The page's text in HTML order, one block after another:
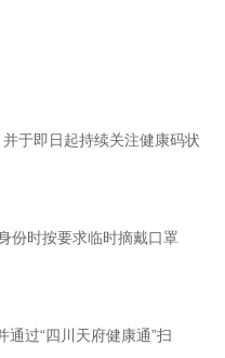
于即日起持续关注健康码状
份时按要求临时摘戴口罩
过“四川天府健康通”扫